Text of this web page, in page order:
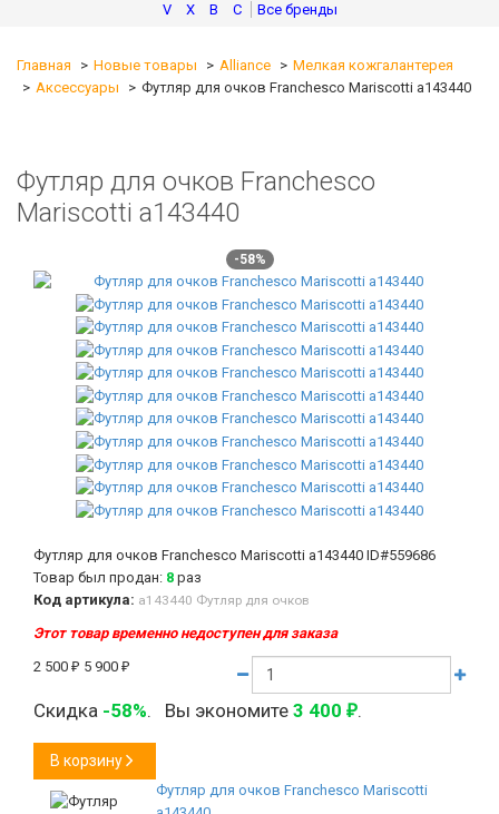
V
X В С
Главная Новые товары Alliance
Мелкая кожгалантерея
Аксессуары
Футляр для очков Franchesco Mariscotti а143440
Футляр для очков Franchesco
Mariscotti а143440
-58%
Футляр для очков Franchesco Mariscotti а143440 ID#559686
Товар был продан: 8 раз
Код артикула: а143440 Футляр для очков
Этот товар временно недоступен для заказа
2 500 ₽ 5 900 ₽
Скидка -58%. Вы экономите 3 400 ₽.
В корзину
Футляр для очков Franchesco Mariscotti